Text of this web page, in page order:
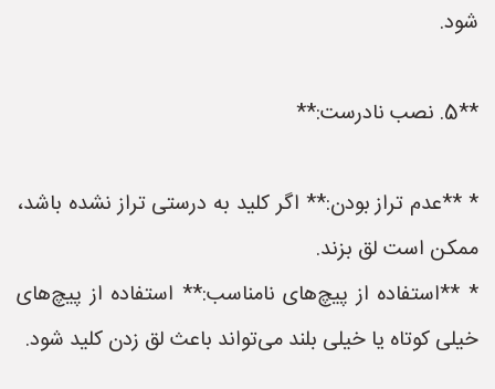
شود.
**5. نصب نادرست:**
* **عدم تراز بودن:** اگر کلید به درستی تراز نشده باشد،
ممکن است لق بزند.
* **استفاده از پیچ‌های نامناسب:** استفاده از پیچ‌های
خیلی کوتاه یا خیلی بلند می‌تواند باعث لق زدن کلید شود.